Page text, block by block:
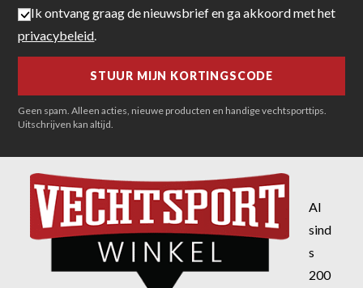
Ik ontvang graag de nieuwsbrief en ga akkoord met het
privacybeleid
Geen spam. Alleen acties, nieuwe producten en handige vechtsporttips.
Uitschrijven kan altijd.
Al
sind
s
200